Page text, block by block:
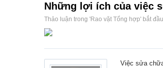
Những lợi ích của việc
Thảo luận trong 'Rao vặt Tổng hợp' bắt
Việc sửa